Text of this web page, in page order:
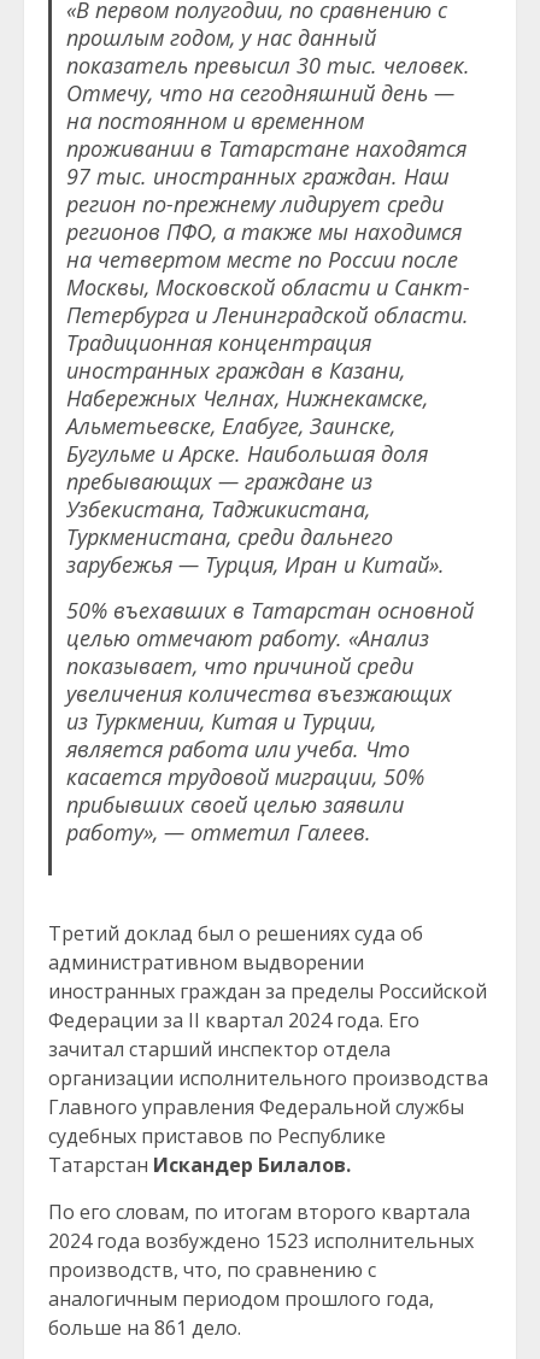
«В первом полугодии, по сравнению с
прошлым годом, у нас данный
показатель превысил 30 тыс. человек.
Отмечу, что на сегодняшний день —
на постоянном и временном
проживании в Татарстане находятся
97 тыс. иностранных граждан. Наш
регион по-прежнему лидирует среди
регионов ПФО, а также мы находимся
на четвертом месте по России после
Москвы, Московской области и Санкт-
Петербурга и Ленинградской области.
Традиционная концентрация
иностранных граждан в Казани,
Набережных Челнах, Нижнекамске,
Альметьевске, Елабуге, Заинске,
Бугульме и Арске. Наибольшая доля
пребывающих — граждане из
Узбекистана, Таджикистана,
Туркменистана, среди дальнего
зарубежья — Турция, Иран и Китай».
50% въехавших в Татарстан основной
целью отмечают работу. «Анализ
показывает, что причиной среди
увеличения количества въезжающих
из Туркмении, Китая и Турции,
является работа или учеба. Что
касается трудовой миграции, 50%
прибывших своей целью заявили
работу», — отметил Галеев.
Третий доклад был о решениях суда об
административном выдворении
иностранных граждан за пределы Российской
Федерации за II квартал 2024 года. Его
зачитал старший инспектор отдела
организации исполнительного производства
Главного управления Федеральной службы
судебных приставов по Республике
Татарстан Искандер Билалов.
По его словам, по итогам второго квартала
2024 года возбуждено 1523 исполнительных
производств, что, по сравнению с
аналогичным периодом прошлого года,
больше на 861 дело.